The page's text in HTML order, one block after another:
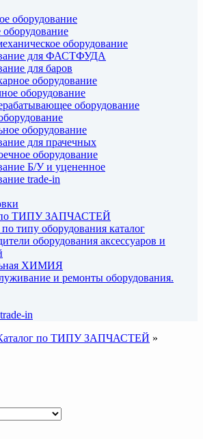
оборудование
оборудование
оборудование
для ФАСТФУДА
для баров
оборудование
оборудование
оборудование
оборудование
для прачечных
оборудование
Б/У и уцененное
trade-in
по ТИПУ ЗАПЧАСТЕЙ
типу оборудования каталог
оборудования аксессуаров и
ХИМИЯ
и ремонты оборудования.
in
по ТИПУ ЗАПЧАСТЕЙ »